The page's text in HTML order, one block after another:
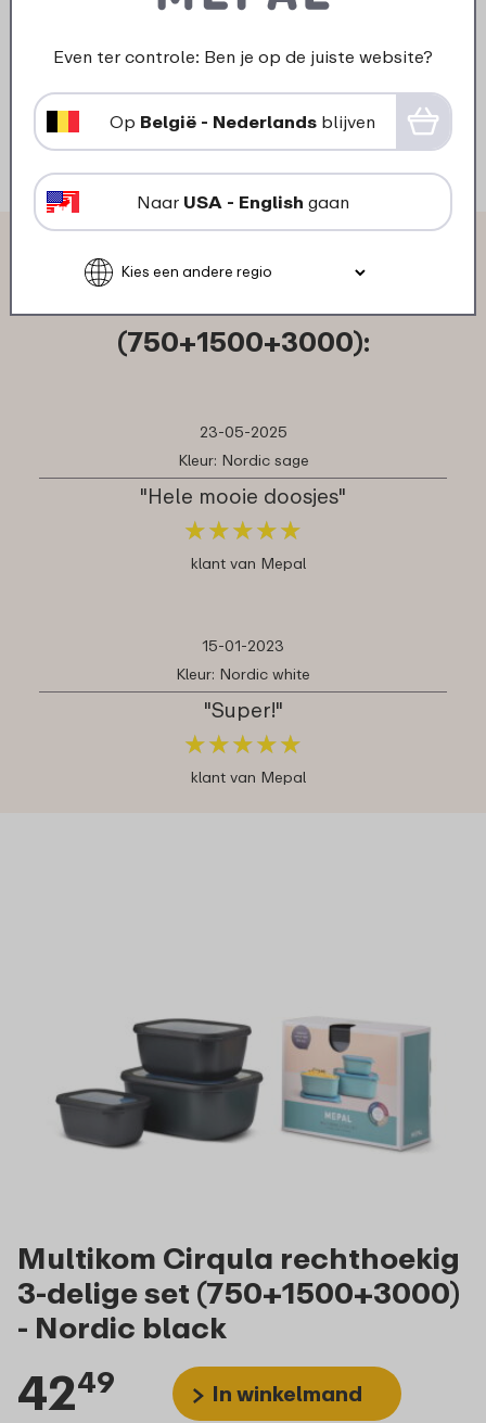
6 49
Bekijk Bestel
Wat anderen zeggen over Set
Cirqula rechthoekig 3-delig
(750+1500+3000):
23-05-2025
Kleur: Nordic sage
"Hele mooie doosjes"
★★★★★
★★★★★
klant van Mepal
15-01-2023
Kleur: Nordic white
"Super!"
★★★★★
★★★★★
klant van Mepal
Multikom Cirqula rechthoekig
3-delige set (750+1500+3000)
- Nordic black
4249 In winkelmand
Even ter controle: Ben je op de juiste website?
Op België - Nederlands blijven
Naar USA - English gaan